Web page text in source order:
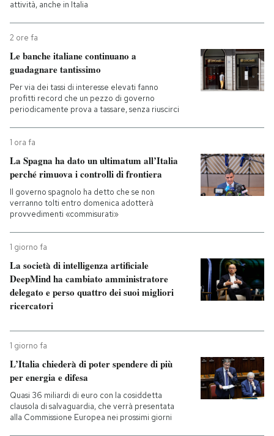
attività, anche in Italia
2 ore fa
Le banche italiane continuano a
guadagnare tantissimo
Per via dei tassi di interesse elevati fanno
profitti record che un pezzo di governo
periodicamente prova a tassare, senza riuscirci
1 ora fa
La Spagna ha dato un ultimatum all’Italia
perché rimuova i controlli di frontiera
Il governo spagnolo ha detto che se non
verranno tolti entro domenica adotterà
provvedimenti «commisurati»
1 giorno fa
La società di intelligenza artificiale
DeepMind ha cambiato amministratore
delegato e perso quattro dei suoi migliori
ricercatori
1 giorno fa
L’Italia chiederà di poter spendere di più
per energia e difesa
Quasi 36 miliardi di euro con la cosiddetta
clausola di salvaguardia, che verrà presentata
alla Commissione Europea nei prossimi giorni